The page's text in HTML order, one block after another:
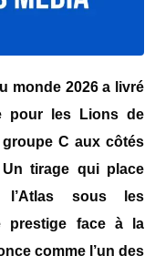
monde 2026a livré
pour les Lions de
C aux côtés
tirage qui place
l’Atlas sous les
prestige face à la
comme l’un des